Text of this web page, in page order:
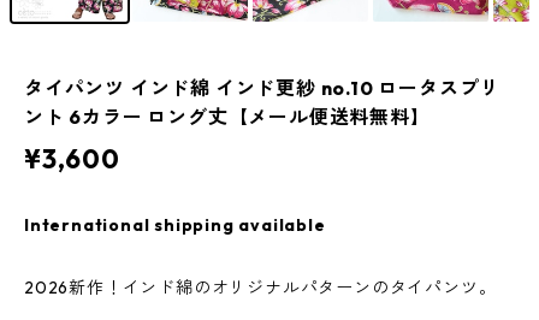
タイパンツ インド綿 インド更紗 no.10 ロータスプリ
ント 6カラー ロング丈【メール便送料無料】
¥3,600
International shipping available
2026新作！インド綿のオリジナルパターンのタイパンツ。